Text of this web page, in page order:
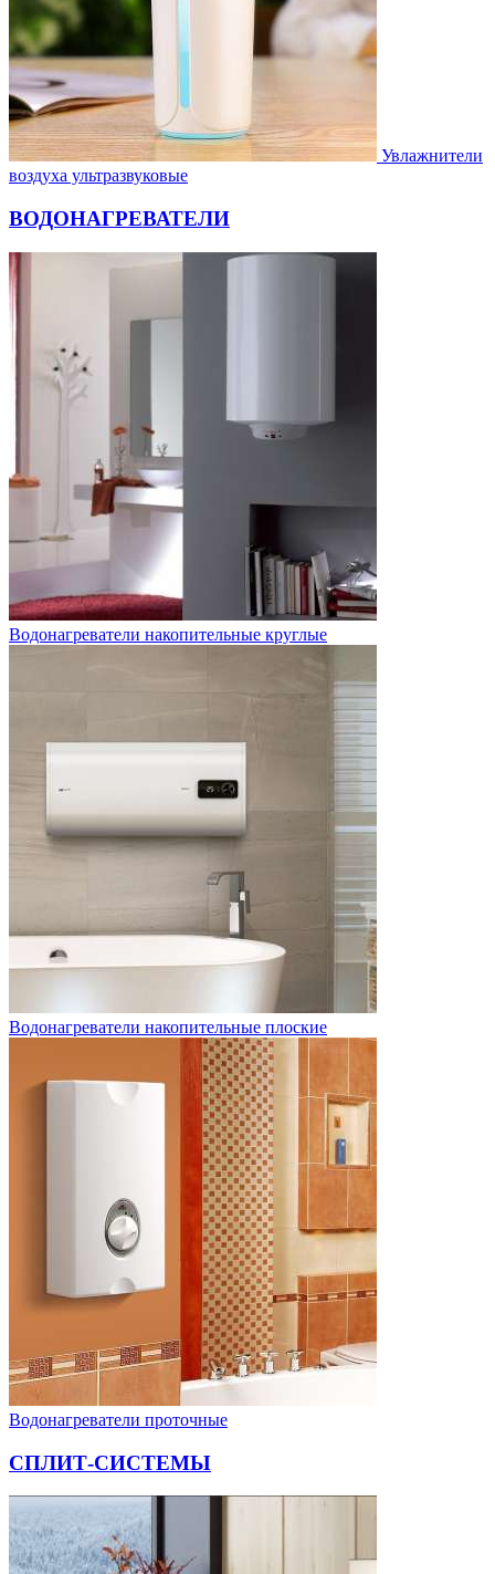
Увлажнители
воздуха ультразвуковые
ВОДОНАГРЕВАТЕЛИ
Водонагреватели накопительные круглые
Водонагреватели накопительные плоские
Водонагреватели проточные
СПЛИТ-СИСТЕМЫ